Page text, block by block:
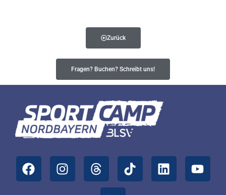
Zurück
Fragen? Buchen? Schreibt uns!